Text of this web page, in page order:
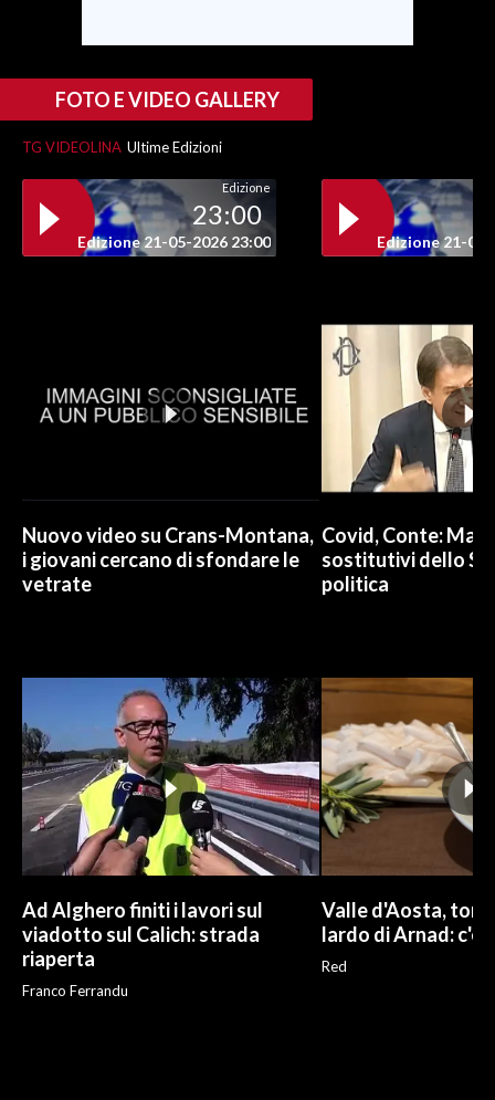
SPIAGGE
STORE
FOTO E VIDEO GALLERY
TG VIDEOLINA Ultime Edizioni
Edizione
23:00
Edizione 21-05-2026 23:00 Edizione 21-05-
Nuovo video su Crans-Montana,
i giovani cercano di sfondare le
vetrate
Covid, Conte: Mai
sostitutivi dello
politica
Ad Alghero finiti i lavori sul
viadotto sul Calich: strada
riaperta
Franco Ferrandu
Valle d'Aosta,
lardo di Arnad: c'è
Red